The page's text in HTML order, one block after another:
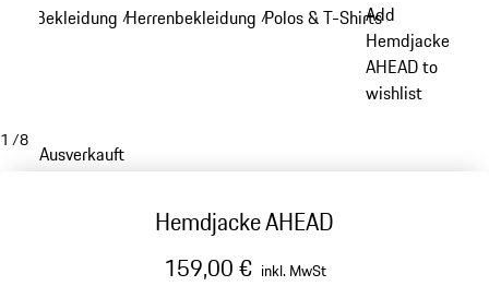
Bekleidung /Herrenbekleidung /Polos & T-Shirts/
Add
Hemdjacke
AHEAD to
wishlist
1 /8
Ausverkauft
Hemdjacke AHEAD
159,00 € inkl. MwSt